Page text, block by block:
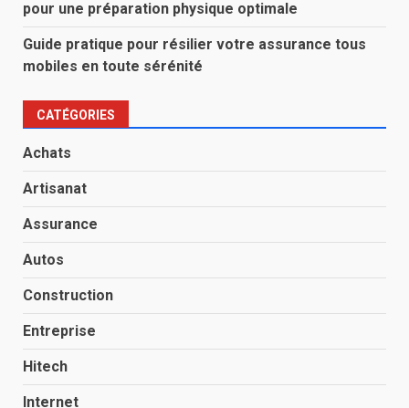
pour une préparation physique optimale
Guide pratique pour résilier votre assurance tous
mobiles en toute sérénité
CATÉGORIES
Achats
Artisanat
Assurance
Autos
Construction
Entreprise
Hitech
Internet